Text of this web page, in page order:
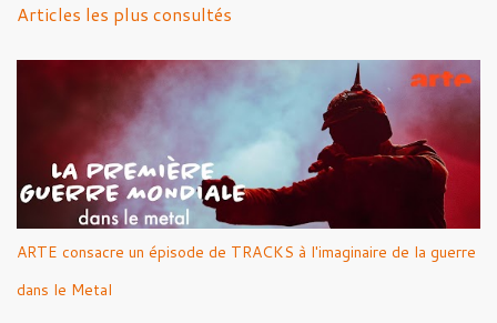
a
s
Articles les plus consultés
ARTE consacre un épisode de TRACKS à l'imaginaire de la guerre
dans le Metal